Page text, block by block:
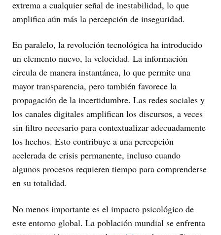
extrema a cualquier señal de inestabilidad, lo que
amplifica aún más la percepción de inseguridad.
En paralelo, la revolución tecnológica ha introducido
un elemento nuevo, la velocidad. La información
circula de manera instantánea, lo que permite una
mayor transparencia, pero también favorece la
propagación de la incertidumbre. Las redes sociales y
los canales digitales amplifican los discursos, a veces
sin filtro necesario para contextualizar adecuadamente
los hechos. Esto contribuye a una percepción
acelerada de crisis permanente, incluso cuando
algunos procesos requieren tiempo para comprenderse
en su totalidad.
No menos importante es el impacto psicológico de
este entorno global. La población mundial se enfrenta